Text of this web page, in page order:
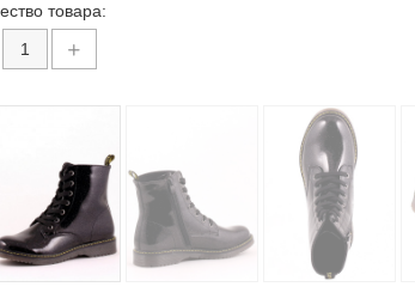
товара: